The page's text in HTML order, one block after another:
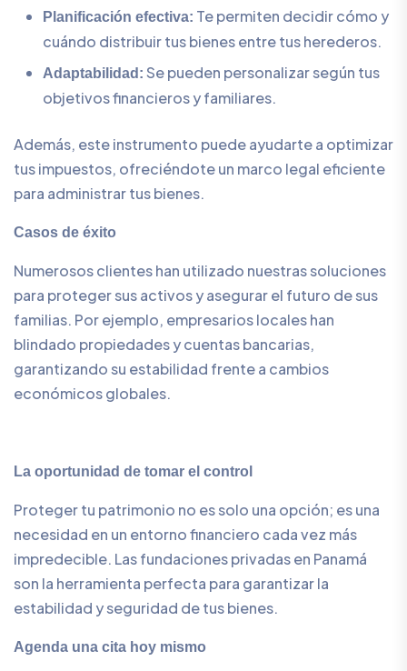
Planificación efectiva: Te permiten decidir cómo y
cuándo distribuir tus bienes entre tus herederos.
Adaptabilidad: Se pueden personalizar según tus
objetivos financieros y familiares.
Además, este instrumento puede ayudarte a optimizar
tus impuestos, ofreciéndote un marco legal eficiente
para administrar tus bienes.
Casos de éxito
Numerosos clientes han utilizado nuestras soluciones
para proteger sus activos y asegurar el futuro de sus
familias. Por ejemplo, empresarios locales han
blindado propiedades y cuentas bancarias,
garantizando su estabilidad frente a cambios
económicos globales.
La oportunidad de tomar el control
Proteger tu patrimonio no es solo una opción; es una
necesidad en un entorno financiero cada vez más
impredecible. Las fundaciones privadas en Panamá
son la herramienta perfecta para garantizar la
estabilidad y seguridad de tus bienes.
Agenda una cita hoy mismo